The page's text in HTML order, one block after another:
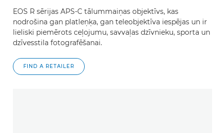
EOS R sērijas APS-C tālummaiņas objektīvs, kas
nodrošina gan platleņķa, gan teleobjektīva iespējas un ir
lieliski piemērots ceļojumu, savvaļas dzīvnieku, sporta un
dzīvesstila fotografēšanai.
FIND A RETAILER